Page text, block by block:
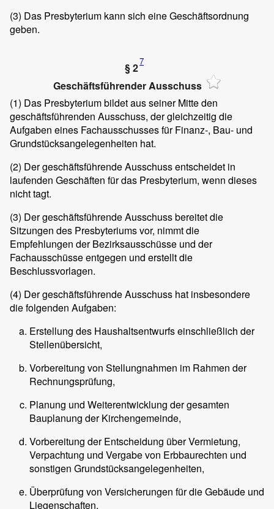
(3) Das Presbyterium kann sich eine Geschäftsordnung
geben.
§ 27
Geschäftsführender Ausschuss
(1) Das Presbyterium bildet aus seiner Mitte den
geschäftsführenden Ausschuss, der gleichzeitig die
Aufgaben eines Fachausschusses für Finanz-, Bau- und
Grundstücksangelegenheiten hat.
(2) Der geschäftsführende Ausschuss entscheidet in
laufenden Geschäften für das Presbyterium, wenn dieses
nicht tagt.
(3) Der geschäftsführende Ausschuss bereitet die
Sitzungen des Presbyteriums vor, nimmt die
Empfehlungen der Bezirksausschüsse und der
Fachausschüsse entgegen und erstellt die
Beschlussvorlagen.
(4) Der geschäftsführende Ausschuss hat insbesondere
die folgenden Aufgaben:
Erstellung des Haushaltsentwurfs einschließlich der
Stellenübersicht,
Vorbereitung von Stellungnahmen im Rahmen der
Rechnungsprüfung,
Planung und Weiterentwicklung der gesamten
Bauplanung der Kirchengemeinde,
Vorbereitung der Entscheidung über Vermietung,
Verpachtung und Vergabe von Erbbaurechten und
sonstigen Grundstücksangelegenheiten,
Überprüfung von Versicherungen für die Gebäude und
Liegenschaften,